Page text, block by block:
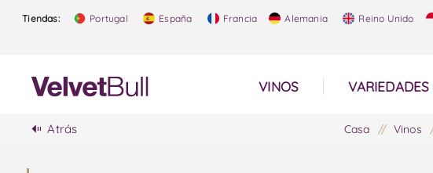
Tiendas: Portugal España Francia Alemania Reino Unido
VINOS
Atrás Casa / Vinos